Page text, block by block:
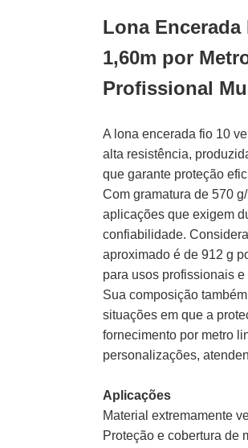
Lona Encerada
1,60m por
Profissional
A lona encerada fio 10
alta resistência,
que garante proteção
Com gramatura de 570
aplicações que exigem
confiabilidade.
aproximado é de 912 g
para usos profissionais
Sua composição
situações em que a
fornecimento por metro
personalizações,
Aplicações
Material extremamente
Proteção e cobertura de